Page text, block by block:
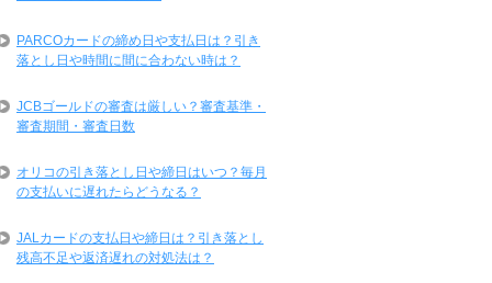
PARCOカードの締め日や支払日は？引き
落とし日や時間に間に合わない時は？
JCBゴールドの審査は厳しい？審査基準・
審査期間・審査日数
オリコの引き落とし日や締日はいつ？毎月
の支払いに遅れたらどうなる？
JALカードの支払日や締日は？引き落とし
残高不足や返済遅れの対処法は？